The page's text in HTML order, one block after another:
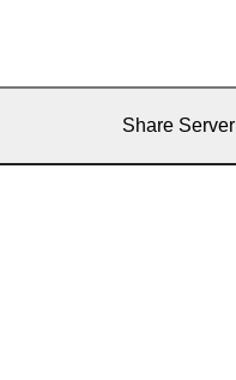
Share Server